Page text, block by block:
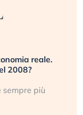
reale.
2008?
sempre più